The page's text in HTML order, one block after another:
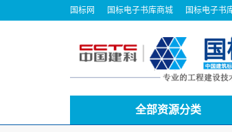
国标网 国标电子书库商城 国标电子书
全部资源分类